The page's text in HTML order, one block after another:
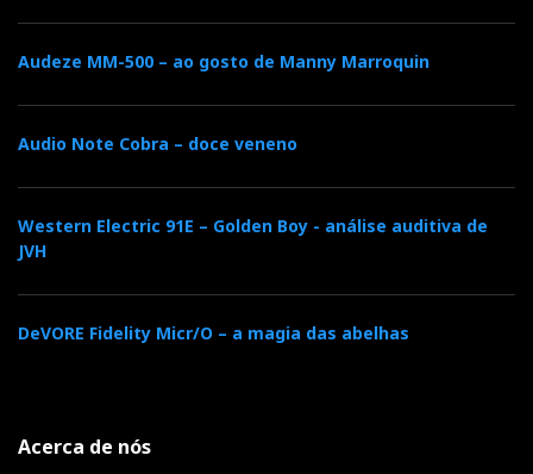
Audeze MM-500 – ao gosto de Manny Marroquin
Audio Note Cobra – doce veneno
Western Electric 91E – Golden Boy - análise auditiva de
JVH
DeVORE Fidelity Micr/O – a magia das abelhas
Acerca de nós